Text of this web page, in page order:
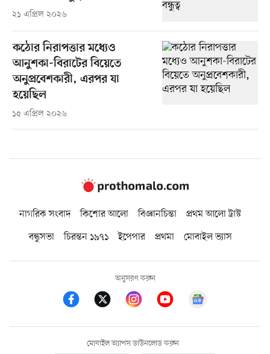
২১ এপ্রিল ২০২৬
কঠোর নিরাপত্তার মধ্যেও
আনুশকা-বিরাটের বিয়েতে
অনুপ্রবেশকারী, এরপর যা
হয়েছিল
১৫ এপ্রিল ২০২৬
নাগরিক সংবাদ কিশোর আলো বিজ্ঞানচিন্তা
প্রথম আলো ট্রাস্ট
বন্ধুসভা
চিরন্তন ১৯৭১ ইপেপার প্রথমা মোবাইল ভ্যাস
অনুসরণ করুন
মোবাইল অ্যাপস ডাউনলোড করুন